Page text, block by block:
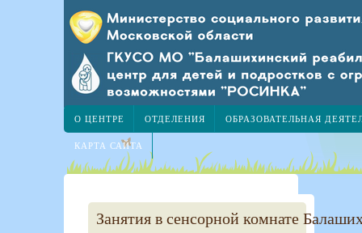
О ЦЕНТРЕ ОТДЕЛЕНИЯ ОБРАЗОВАТЕЛЬНАЯ
КАРТА САЙТА
Занятия в сенсорной комнате